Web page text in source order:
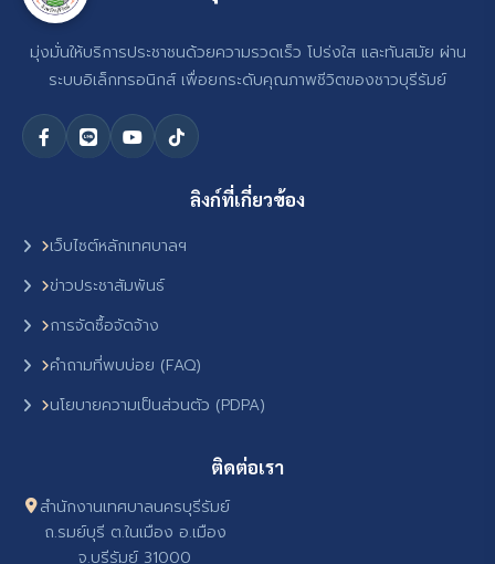
มุ่งมั่นให้บริการประชาชนด้วยความรวดเร็ว โปร่งใส และทันสมัย ผ่าน
ระบบอิเล็กทรอนิกส์ เพื่อยกระดับคุณภาพชีวิตของชาวบุรีรัมย์
ลิงก์ที่เกี่ยวข้อง
เว็บไซต์หลักเทศบาลฯ
ข่าวประชาสัมพันธ์
การจัดซื้อจัดจ้าง
คำถามที่พบบ่อย (FAQ)
นโยบายความเป็นส่วนตัว (PDPA)
ติดต่อเรา
สำนักงานเทศบาลนครบุรีรัมย์
ถ.รมย์บุรี ต.ในเมือง อ.เมือง
จ.บุรีรัมย์ 31000